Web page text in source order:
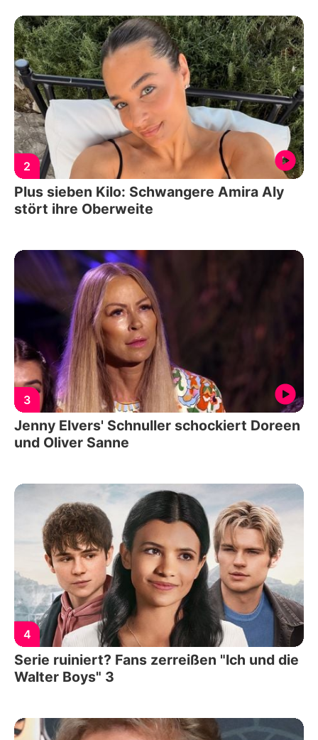
2
Plus sieben Kilo: Schwangere Amira Aly
stört ihre Oberweite
3
Jenny Elvers' Schnuller schockiert Doreen
und Oliver Sanne
4
Serie ruiniert? Fans zerreißen "Ich und die
Walter Boys" 3